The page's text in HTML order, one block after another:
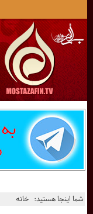
شما اینجا هستید:خانه